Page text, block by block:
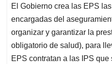
El Gobierno crea las EPS
encargadas del
organizar y garantizar la
obligatorio de salud), para
EPS contratan a las IPS